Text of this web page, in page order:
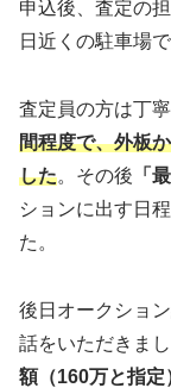
申込後、査定の
日近くの駐車場
査定員の方は丁
間程度で、外板
した。その後 「
ションに出す日
た。
後日オークショ
話をいただきま
額（160万と指定